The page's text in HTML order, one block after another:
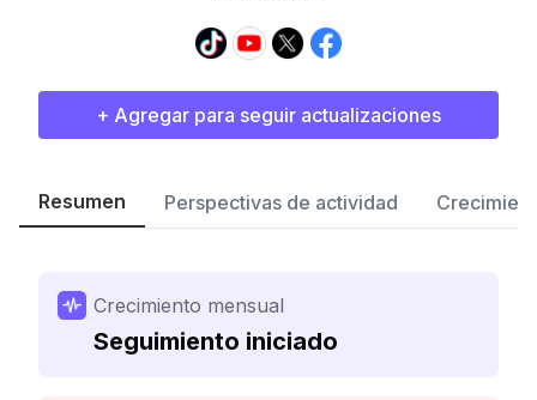
+ Agregar para seguir actualizaciones
Resumen Perspectivas de actividad
Crecimiento mensual
Seguimiento iniciado